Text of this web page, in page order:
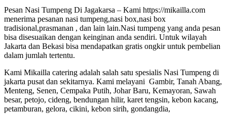
Pesan Nasi Tumpeng Di Jagakarsa – Kami https://mikailla.com
menerima pesanan nasi tumpeng,nasi box,nasi box
tradisional,prasmanan , dan lain lain.Nasi tumpeng yang anda pesan
bisa disesuaikan dengan keinginan anda sendiri. Untuk wilayah
Jakarta dan Bekasi bisa mendapatkan gratis ongkir untuk pembelian
dalam jumlah tertentu.
Kami Mikailla catering adalah salah satu spesialis Nasi Tumpeng di
jakarta pusat dan sekitarnya. Kami melayani Gambir, Tanah Abang,
Menteng, Senen, Cempaka Putih, Johar Baru, Kemayoran, Sawah
besar, petojo, cideng, bendungan hilir, karet tengsin, kebon kacang,
petamburan, gelora, cikini, kebon sirih, gondangdia,